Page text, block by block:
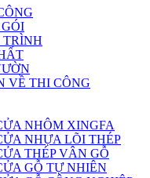
TRÌNH
VỀ THI CÔNG
NHÔM XINGFA
NHỰA LÕI THÉP
THÉP VÂN GỖ
GỖ TỰ NHIÊN